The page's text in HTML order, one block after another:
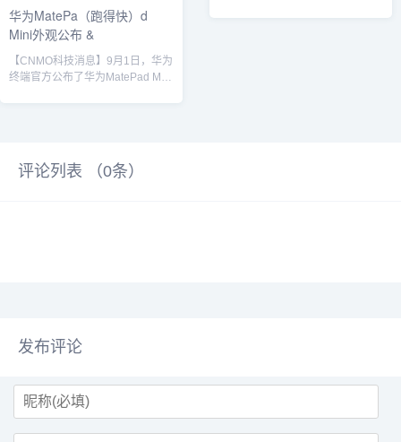
华为MatePa（跑得快）d
Mini外观公布 &
【CNMO科技消息】9月1日，华为
终端官方公布了华为MatePad Mini
为MatePad Mini的尺寸非常小巧，
评论列表 （0条）
发布评论